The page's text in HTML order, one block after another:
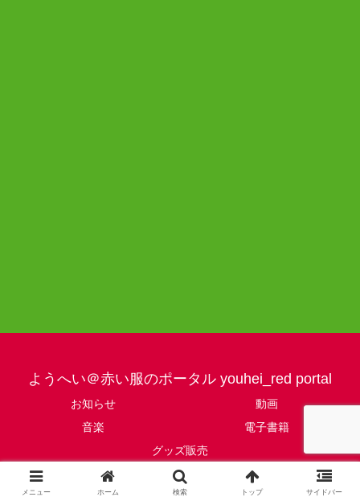
ようへい＠赤い服のポータル youhei_red portal
お知らせ
動画
音楽
電子書籍
グッズ販売
© ようへい＠赤い服のポータル youhei_red portal.
メニュー ホーム 検索 トップ サイドバー